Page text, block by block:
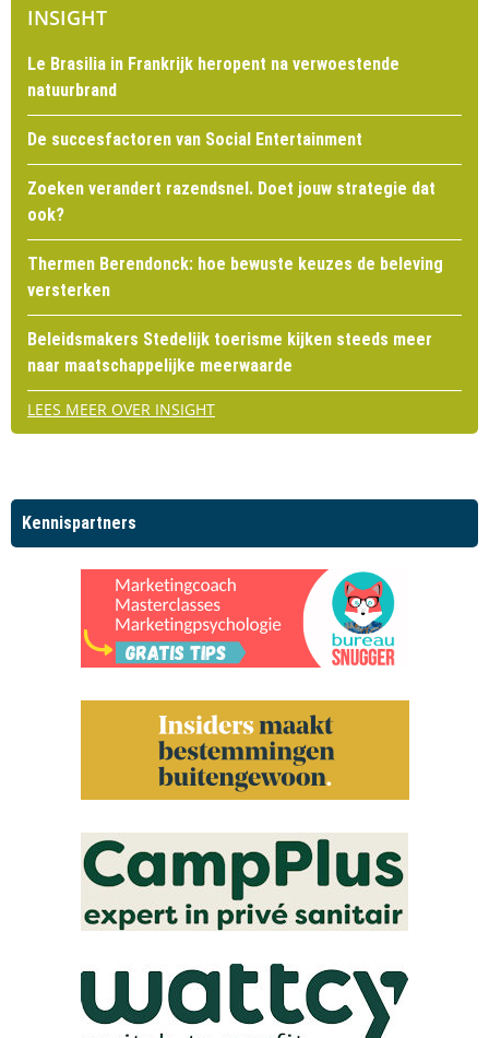
INSIGHT
Le Brasilia in Frankrijk heropent na verwoestende
natuurbrand
De succesfactoren van Social Entertainment
Zoeken verandert razendsnel. Doet jouw strategie dat
ook?
Thermen Berendonck: hoe bewuste keuzes de beleving
versterken
Beleidsmakers Stedelijk toerisme kijken steeds meer
naar maatschappelijke meerwaarde
LEES MEER OVER INSIGHT
Kennispartners